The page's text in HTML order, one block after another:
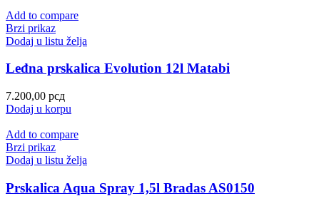
Add to compare
Brzi prikaz
Dodaj u listu želja
Leđna prskalica Evolution 12l Matabi
7.200,00 рсд
Dodaj u korpu
Add to compare
Brzi prikaz
Dodaj u listu želja
Prskalica Aqua Spray 1,5l Bradas AS0150